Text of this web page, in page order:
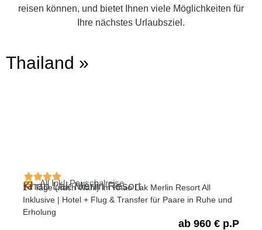
reisen können, und bietet Ihnen viele Möglichkeiten für
Ihre nächstes Urlaubsziel.
Thailand »
All Inkl. Pauschalreise
Khao Lak Merlin Resort
14 Tage (nach Wahl) im Khao Lak Merlin Resort All
Inklusive | Hotel + Flug & Transfer für Paare in Ruhe und
Erholung
ab 960 € p.P